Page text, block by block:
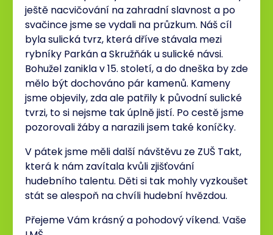
ještě nacvičování na zahradní slavnost a po
svačince jsme se vydali na průzkum. Náš cíl
byla sulická tvrz, která dříve stávala mezi
rybníky Parkán a Skružňák u sulické návsi.
Bohužel zanikla v 15. století, a do dneška by zde
mělo být dochováno pár kamenů. Kameny
jsme objevily, zda ale patřily k původní sulické
tvrzi, to si nejsme tak úplně jistí. Po cestě jsme
pozorovali žáby a narazili jsem také koníčky.
V pátek jsme měli další návštěvu ze ZUŠ Takt,
která k nám zavítala kvůli zjišťování
hudebního talentu. Děti si tak mohly vyzkoušet
stát se alespoň na chvíli hudební hvězdou.
Přejeme Vám krásný a pohodový víkend. Vaše